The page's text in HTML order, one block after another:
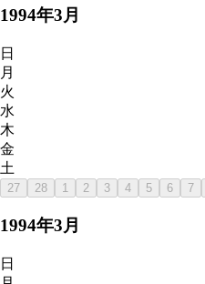
1994年3月
日
月
火
水
木
金
土
27 28 1 2 3 4 5 6 7
1994年3月
日